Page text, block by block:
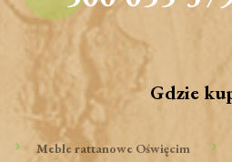
Gdzie
Meble rattanowe Oświęcim